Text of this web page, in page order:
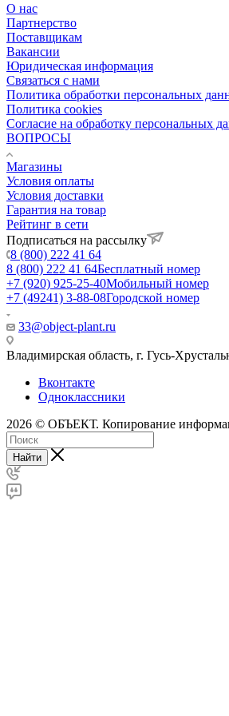
О нас
Партнерство
Поставщикам
Вакансии
Юридическая информация
Связаться с нами
Политика обработки персональных
Политика cookies
Согласие на обработку персональных
ВОПРОСЫ
Магазины
Условия оплаты
Условия доставки
Гарантия на товар
Рейтинг в сети
Подписаться на рассылку
8 (800) 222 41 64
8 (800) 222 41 64Бесплатный номер
+7 (920) 925-25-40Мобильный номер
+7 (49241) 3-88-08Городской номер
33@object-plant.ru
Владимирская область, г. Гусь-
Вконтакте
Одноклассники
2026 © ОБЪЕКТ. Копирование
Найти